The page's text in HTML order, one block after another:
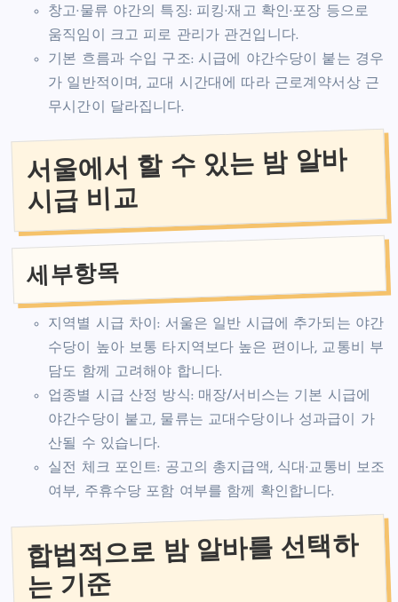
창고·물류 야간의 특징: 피킹·재고 확인·포장 등으로
움직임이 크고 피로 관리가 관건입니다.
기본 흐름과 수입 구조: 시급에 야간수당이 붙는 경우
가 일반적이며, 교대 시간대에 따라 근로계약서상 근
무시간이 달라집니다.
서울에서 할 수 있는 밤 알바
시급 비교
세부항목
지역별 시급 차이: 서울은 일반 시급에 추가되는 야간
수당이 높아 보통 타지역보다 높은 편이나, 교통비 부
담도 함께 고려해야 합니다.
업종별 시급 산정 방식: 매장/서비스는 기본 시급에
야간수당이 붙고, 물류는 교대수당이나 성과급이 가
산될 수 있습니다.
실전 체크 포인트: 공고의 총지급액, 식대·교통비 보조
여부, 주휴수당 포함 여부를 함께 확인합니다.
합법적으로 밤 알바를 선택하
는 기준